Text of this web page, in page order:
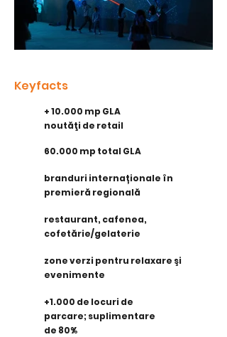
Keyfacts
+ 10.000 mp GLA
noutăţi de retail
60.000 mp total GLA
branduri internaționale în
premieră regională
restaurant, cafenea,
cofetărie/gelaterie
zone verzi pentru relaxare şi
evenimente
+1.000 de locuri de
parcare; suplimentare
de 80%